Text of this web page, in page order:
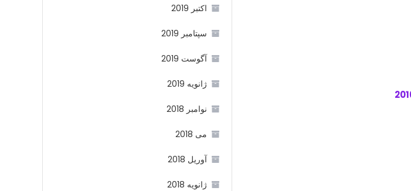
اکتبر 2019
سپتامبر 2019
آگوست 2019
ژانویه 2019
نوامبر 2018
می 2018
آوریل 2018
ژانویه 2018